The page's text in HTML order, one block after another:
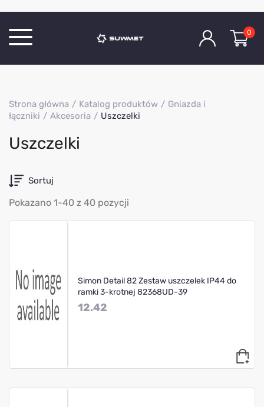
O Firmie
Kontakt
0
Strona główna Katalog produktów
Gniazda i
łączniki
Akcesoria Uszczelki
Uszczelki
Sortuj
Pokazano 1-40 z 40 pozycji
Simon Detail 82 Zestaw uszczelek IP44 do
ramki 3-krotnej 82368UD-39
12.42